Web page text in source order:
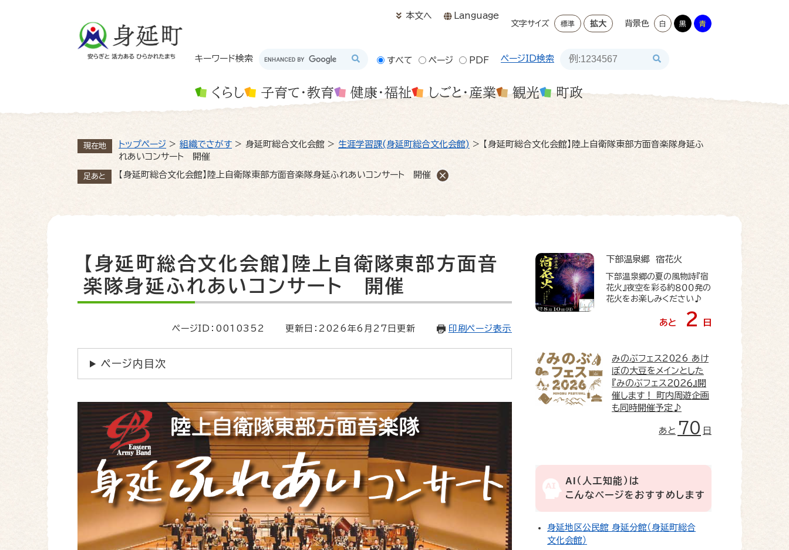
本文へ Language
文字サイズ 標準 拡大 背景色 白 黒 青
キーワード検索 すべて ページ PDF ページID検索
くらし 子育て・教育 健康・福祉 しごと・産業 観光 町政
現在地 トップページ > 組織でさがす > 身延町総合文化会館 > 生涯学習課(身延町総合文化会館) >
【身延町総合文化会館】陸上自衛隊東部方面音楽隊身延ふ
れあいコンサート 開催
足あと 【身延町総合文化会館】陸上自衛隊東部方面音楽隊身延ふれあいコンサート 開催
本
文
【身延町総合文化会館】陸上自衛隊東部方面音
楽隊身延ふれあいコンサート 開催
ページID：0010352 更新日：2026年6月27日更新 印刷ページ表示
ページ内目次
下部温泉郷 宿花火
下部温泉郷の夏の風物詩『宿
花火』夜空を彩る約８００発の
花火をお楽しみください♪
あと 2 日
みのぶフェス2026 あけ
ぼの大豆をメインとした
『みのぶフェス２０２６』開
催します！ 町内周遊企画
も同時開催予定♪
あと 70 日
AI（人工知能）は
こんなページをおすすめします
身延地区公民館 身延分館（身延町総合
文化会館）